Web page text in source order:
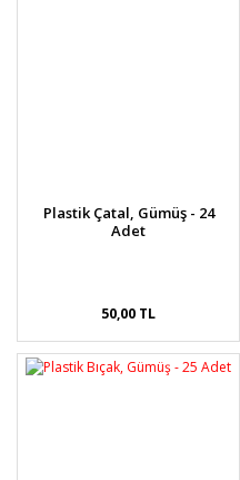
Plastik Çatal, Gümüş - 24
Adet
50,00 TL